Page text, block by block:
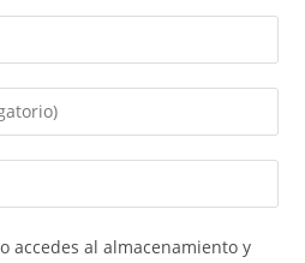
accedes al almacenamiento y